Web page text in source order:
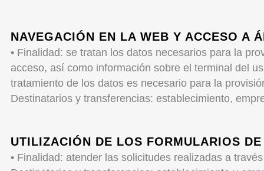
NAVEGACIÓN EN LA WEB Y ACCESO A
• Finalidad: se tratan los datos necesarios para la
acceso, así como información sobre el terminal del
tratamiento de los datos es necesario para la
Destinatarios y transferencias: establecimiento,
UTILIZACIÓN DE LOS FORMULARIOS
• Finalidad: atender las solicitudes realizadas a